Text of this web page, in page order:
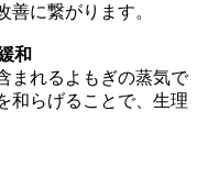
善に繋がります。
和
まれるよもぎの蒸気で
和らげることで、生理